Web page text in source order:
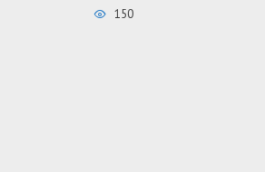
150